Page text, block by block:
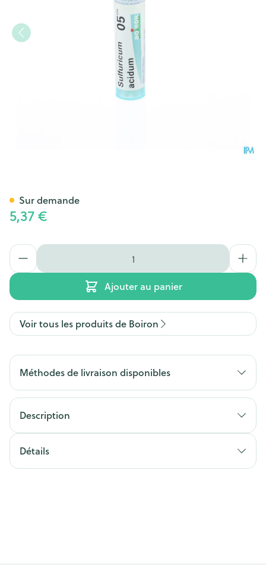
5,37 €
Quantité
Ajouter au panier
Sur demande
Voir tous les produits de Boiron
Méthodes de livraison disponibles
Description
Détails